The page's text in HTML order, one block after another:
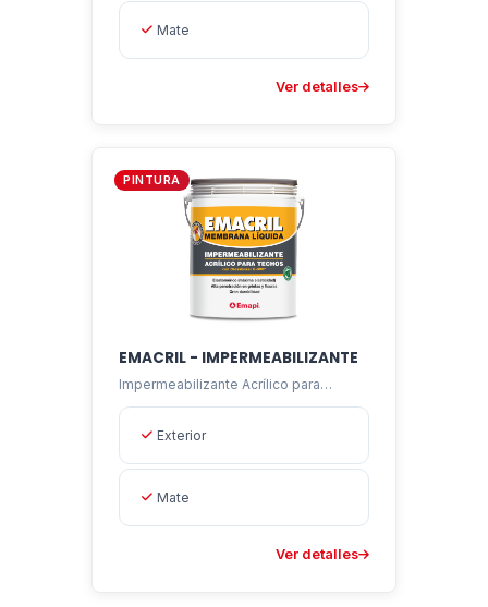
Mate
Ver detalles
PINTURA
EMACRIL - IMPERMEABILIZANTE
Impermeabilizante Acrílico para
Exterior
Mate
Ver detalles